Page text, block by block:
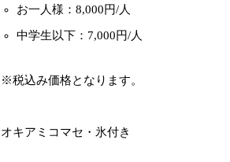
お一人様：8,000円/人
中学生以下：7,000円/人
※税込み価格となります。
オキアミコマセ・氷付き